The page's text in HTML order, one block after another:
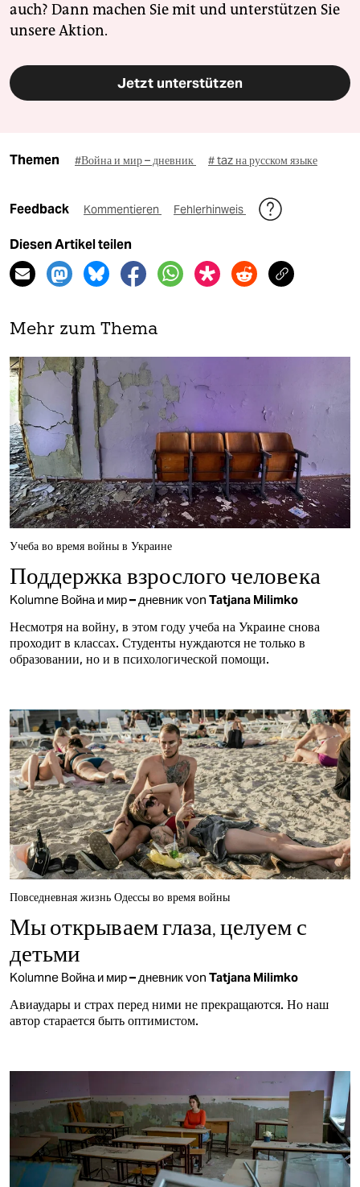
auch? Dann machen Sie mit und unterstützen Sie
unsere Aktion.
Jetzt unterstützen
Themen #Война и мир – дневник # taz на русском языке
Feedback Kommentieren Fehlerhinweis
Diesen Artikel teilen
Mehr zum Thema
Учеба во время войны в Украине
Поддержка взрослого человека
Kolumne Война и мир – дневникvon Tatjana Milimko
Несмотря на войну, в этом году учеба на Украине снова
проходит в классах. Студенты нуждаются не только в
образовании, но и в психологической помощи.
Повседневная жизнь Одессы во время войны
Мы открываем глаза, целуем с
детьми
Kolumne Война и мир – дневникvon Tatjana Milimko
Авиаудары и страх перед ними не прекращаются. Но наш
автор старается быть оптимистом.